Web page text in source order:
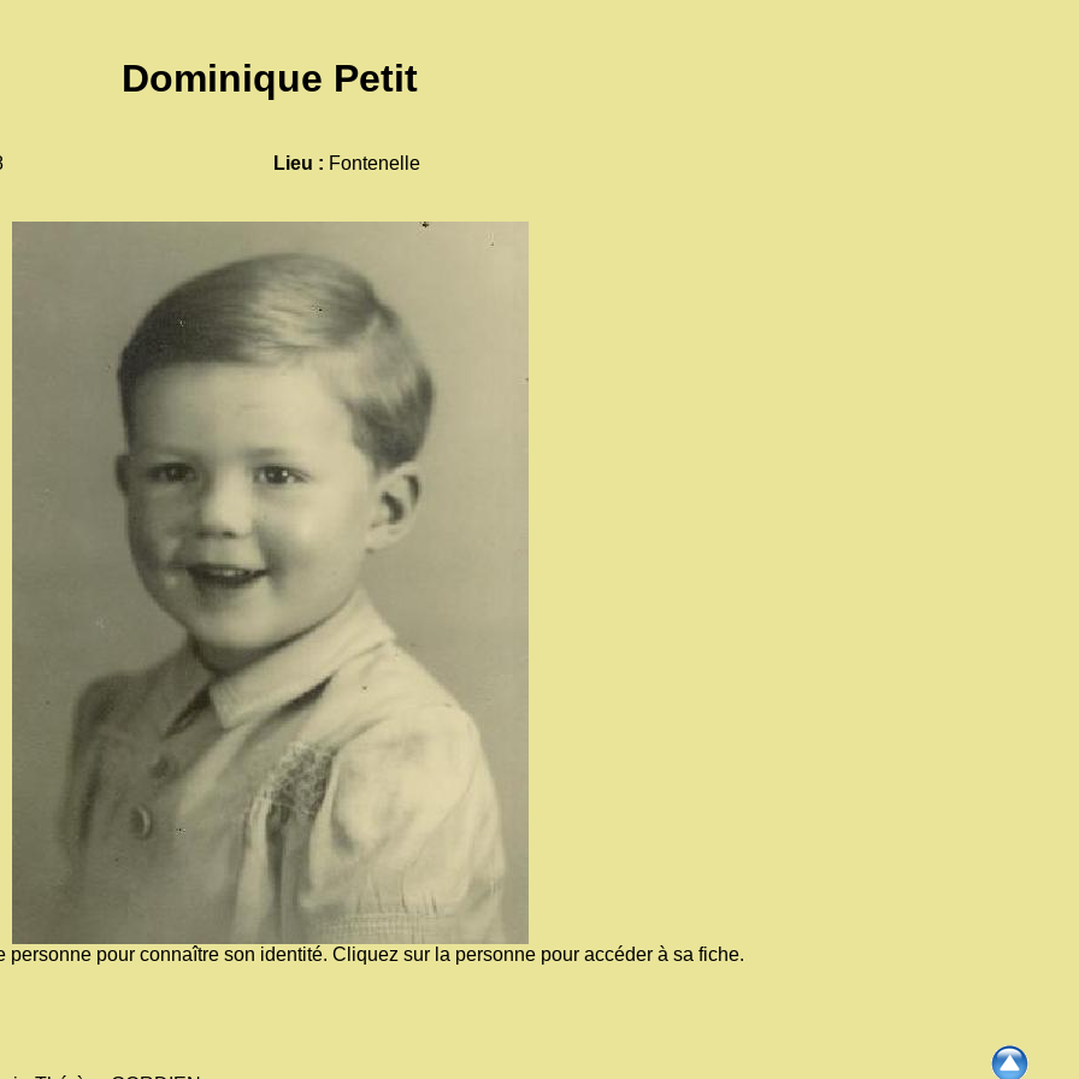
Dominique Petit
Lieu : Fontenelle
personne pour connaître son identité. Cliquez sur la personne pour accéder à sa fiche.